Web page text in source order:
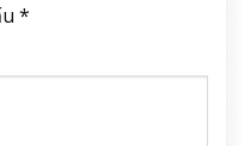
*